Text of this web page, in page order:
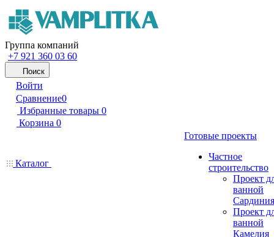
Группа компаний
+7 921 360 03 60
Поиск
Войти
Сравнение0
Избранные товары 0
Корзина 0
Каталог
Готовые проекты
Частное
строительство
Проект
ванной
Сардиния
Проект
ванной
Камелия